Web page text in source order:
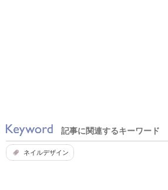
記事に関連するキーワード
ネイルデザイン